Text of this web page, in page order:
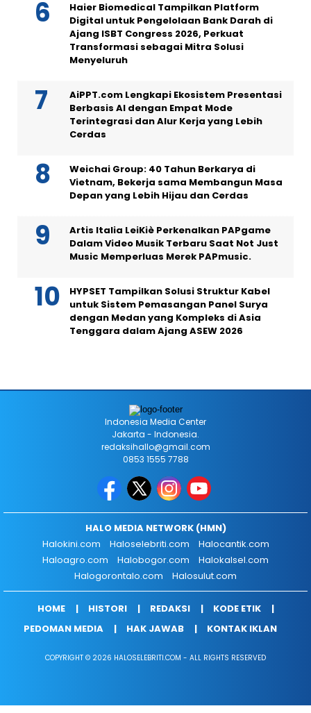
Haier Biomedical Tampilkan Platform
Digital untuk Pengelolaan Bank Darah di
Ajang ISBT Congress 2026, Perkuat
Transformasi sebagai Mitra Solusi
Menyeluruh
AiPPT.com Lengkapi Ekosistem Presentasi
Berbasis AI dengan Empat Mode
Terintegrasi dan Alur Kerja yang Lebih
Cerdas
Weichai Group: 40 Tahun Berkarya di
Vietnam, Bekerja sama Membangun Masa
Depan yang Lebih Hijau dan Cerdas
Artis Italia LeiKiè Perkenalkan PAPgame
Dalam Video Musik Terbaru Saat Not Just
Music Memperluas Merek PAPmusic.
HYPSET Tampilkan Solusi Struktur Kabel
untuk Sistem Pemasangan Panel Surya
dengan Medan yang Kompleks di Asia
Tenggara dalam Ajang ASEW 2026
Indonesia Media Center
Jakarta - Indonesia.
redaksihallo@gmail.com
0853 1555 7788
HALO MEDIA NETWORK (HMN)
Halokini.com
Haloselebriti.com
Halocantik.com
Haloagro.com
Halobogor.com
Halokalsel.com
Halogorontalo.com
Halosulut.com
HOME HISTORI REDAKSI
KODE ETIK
PEDOMAN MEDIA
HAK JAWAB KONTAK IKLAN
COPYRIGHT © 2026 HALOSELEBRITI.COM - ALL RIGHTS RESERVED